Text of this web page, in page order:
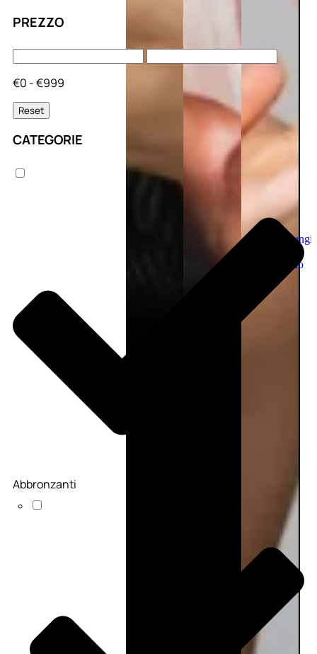
Aggiungi
carrello
PREZZO
€0 - €999
Reset
CATEGORIE
Abbronzanti